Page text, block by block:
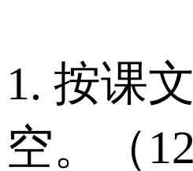
1. 按课
空。（12